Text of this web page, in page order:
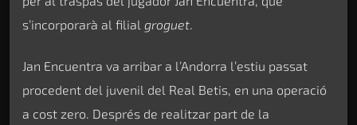
s’incorporarà al filial groguet
Jan Encuentra va arribar a l’Andorra l’estiu passat
procedent del juvenil del Real Betis, en una operació
a cost zero. Després de realitzar part de la